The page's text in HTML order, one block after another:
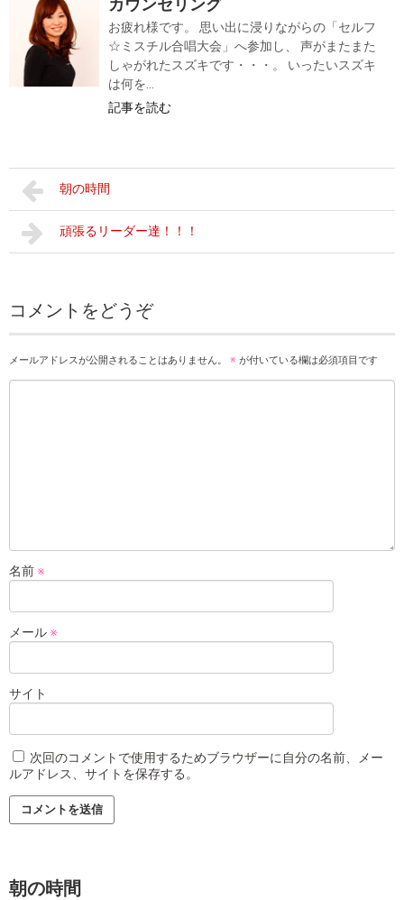
カウンセリング
お疲れ様です。 思い出に浸りながらの「セルフ
☆ミスチル合唱大会」へ参加し、 声がまたまた
しゃがれたスズキです・・・。 いったいスズキ
は何を...
記事を読む
朝の時間
頑張るリーダー達！！！
コメントをどうぞ
メールアドレスが公開されることはありません。 ※ が付いている欄は必須項目です
名前 ※
メール ※
サイト
次回のコメントで使用するためブラウザーに自分の名前、メー
ルアドレス、サイトを保存する。
朝の時間